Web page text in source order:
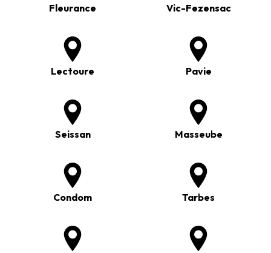
Fleurance Vic-Fezensac
Lectoure Pavie
Seissan Masseube
Condom Tarbes